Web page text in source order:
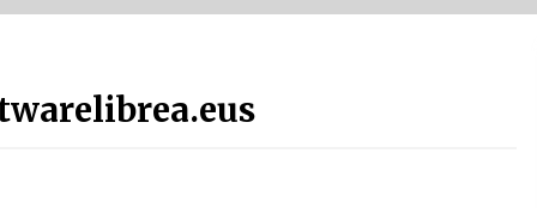
2026/07/23